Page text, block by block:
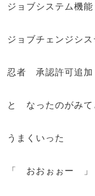
ジョブシステム機
ジョブチェンジシ
忍者 承認許可追加
と なったのがみて
うまくいった
「 おおぉぉー 」